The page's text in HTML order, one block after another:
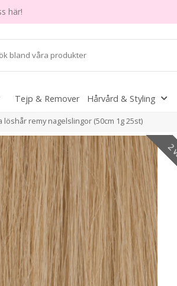
här!
Tejp & Remover Hårvård & Styling
remy nagelslingor (50cm 1g 25st)
- 40%
2